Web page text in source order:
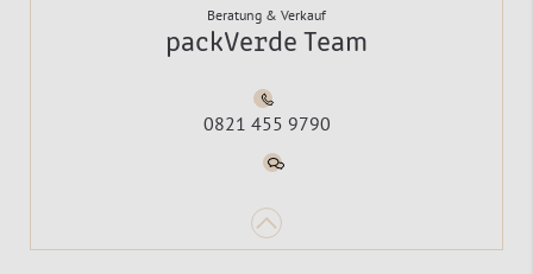
Beratung & Verkauf
packVerde Team
0821 455 9790